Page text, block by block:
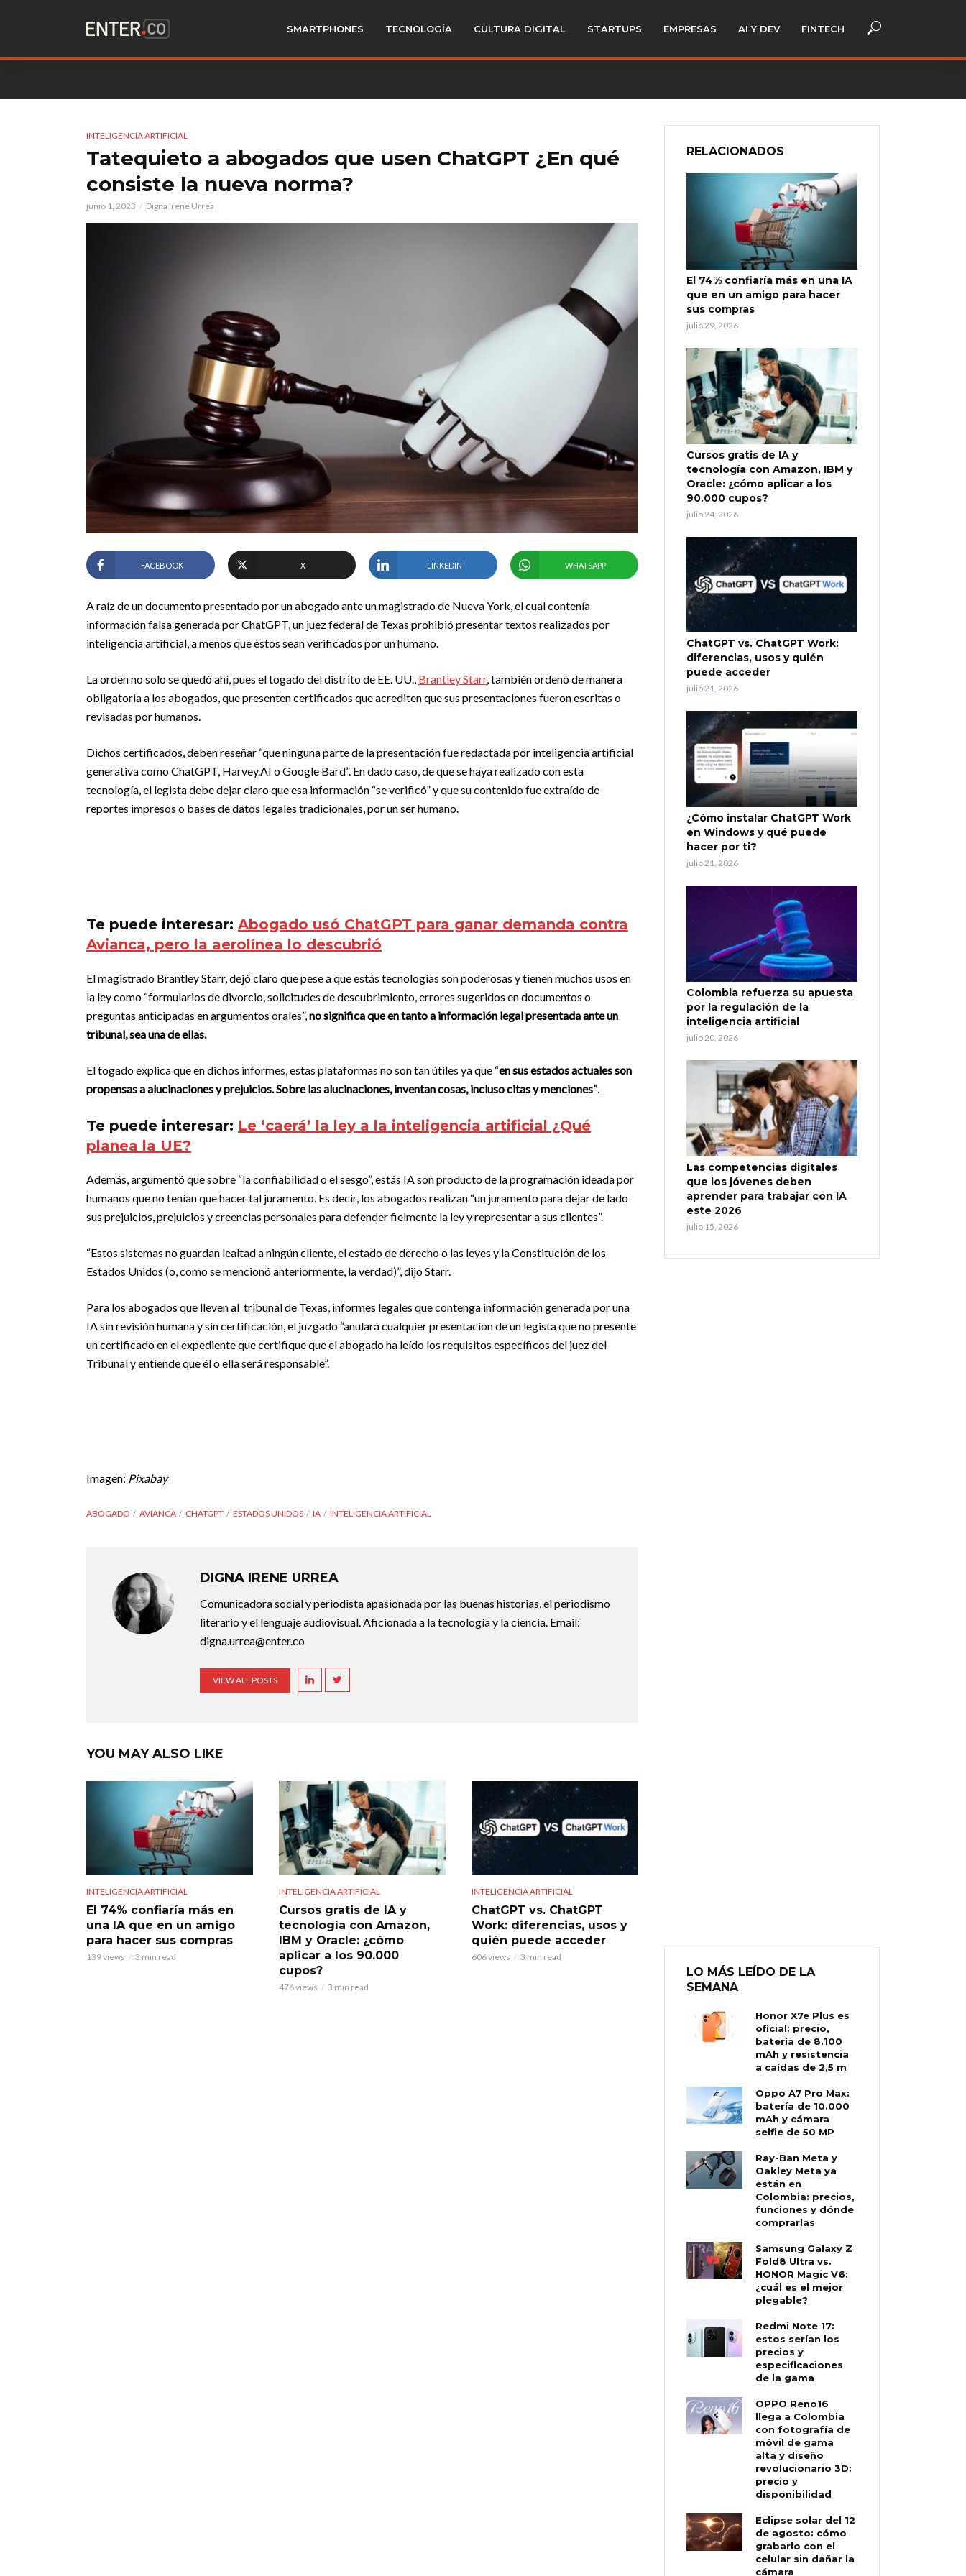
SMARTPHONES TECNOLOGÍA CULTURA DIGITAL STARTUPS EMPRESAS AI Y DEV FINTECH
INTELIGENCIA ARTIFICIAL
Tatequieto a abogados que usen ChatGPT ¿En qué
consiste la nueva norma?
junio 1, 2023 Digna Irene Urrea
FACEBOOK X LINKEDIN WHATSAPP
A raíz de un documento presentado por un abogado ante un magistrado de Nueva York, el cual contenía
información falsa generada por ChatGPT, un juez federal de Texas prohibió presentar textos realizados por
inteligencia artificial, a menos que éstos sean verificados por un humano.
La orden no solo se quedó ahí, pues el togado del distrito de EE. UU., Brantley Starr, también ordenó de manera
obligatoria a los abogados, que presenten certificados que acrediten que sus presentaciones fueron escritas o
revisadas por humanos.
Dichos certificados, deben reseñar “que ninguna parte de la presentación fue redactada por inteligencia artificial
generativa como ChatGPT, Harvey.AI o Google Bard”. En dado caso, de que se haya realizado con esta
tecnología, el legista debe dejar claro que esa información “se verificó” y que su contenido fue extraído de
reportes impresos o bases de datos legales tradicionales, por un ser humano.
Te puede interesar: Abogado usó ChatGPT para ganar demanda contra
Avianca, pero la aerolínea lo descubrió
El magistrado Brantley Starr, dejó claro que pese a que estás tecnologías son poderosas y tienen muchos usos en
la ley como “formularios de divorcio, solicitudes de descubrimiento, errores sugeridos en documentos o
preguntas anticipadas en argumentos orales”,no significa que en tanto a información legal presentada ante un
tribunal, sea una de ellas.
El togado explica que en dichos informes, estas plataformas no son tan útiles ya que “en sus estados actuales son
propensas a alucinaciones y prejuicios. Sobre las alucinaciones, inventan cosas, incluso citas y menciones”.
Te puede interesar: Le ‘caerá’ la ley a la inteligencia artificial ¿Qué
planea la UE?
Además, argumentó que sobre “la confiabilidad o el sesgo”, estás IA son producto de la programación ideada por
humanos que no tenían que hacer tal juramento. Es decir, los abogados realizan “un juramento para dejar de lado
sus prejuicios, prejuicios y creencias personales para defender fielmente la ley y representar a sus clientes”.
“Estos sistemas no guardan lealtad a ningún cliente, el estado de derecho o las leyes y la Constitución de los
Estados Unidos (o, como se mencionó anteriormente, la verdad)”, dijo Starr.
Para los abogados que lleven al tribunal de Texas, informes legales que contenga información generada por una
IA sin revisión humana y sin certificación, el juzgado “anulará cualquier presentación de un legista que no presente
un certificado en el expediente que certifique que el abogado ha leído los requisitos específicos del juez del
Tribunal y entiende que él o ella será responsable”.
Imagen: Pixabay
ABOGADO AVIANCA CHATGPT ESTADOS UNIDOS IA INTELIGENCIA ARTIFICIAL
DIGNA IRENE URREA
Comunicadora social y periodista apasionada por las buenas historias, el periodismo
literario y el lenguaje audiovisual. Aficionada a la tecnología y la ciencia. Email:
digna.urrea@enter.co
VIEW ALL POSTS
YOU MAY ALSO LIKE
INTELIGENCIA ARTIFICIAL
El 74% confiaría más en
una IA que en un amigo
para hacer sus compras
139 views 3 min read
INTELIGENCIA ARTIFICIAL
Cursos gratis de IA y
tecnología con Amazon,
IBM y Oracle: ¿cómo
aplicar a los 90.000
cupos?
476 views 3 min read
INTELIGENCIA ARTIFICIAL
ChatGPT vs. ChatGPT
Work: diferencias, usos y
quién puede acceder
606 views 3 min read
RELACIONADOS
El 74% confiaría más en una IA
que en un amigo para hacer
sus compras
julio 29, 2026
Cursos gratis de IA y
tecnología con Amazon, IBM y
Oracle: ¿cómo aplicar a los
90.000 cupos?
julio 24, 2026
ChatGPT vs. ChatGPT Work:
diferencias, usos y quién
puede acceder
julio 21, 2026
¿Cómo instalar ChatGPT Work
en Windows y qué puede
hacer por ti?
julio 21, 2026
Colombia refuerza su apuesta
por la regulación de la
inteligencia artificial
julio 20, 2026
Las competencias digitales
que los jóvenes deben
aprender para trabajar con IA
este 2026
julio 15, 2026
LO MÁS LEÍDO DE LA
SEMANA
Honor X7e Plus es
oficial: precio,
batería de 8.100
mAh y resistencia
a caídas de 2,5 m
Oppo A7 Pro Max:
batería de 10.000
mAh y cámara
selfie de 50 MP
Ray-Ban Meta y
Oakley Meta ya
están en
Colombia: precios,
funciones y dónde
comprarlas
Samsung Galaxy Z
Fold8 Ultra vs.
HONOR Magic V6:
¿cuál es el mejor
plegable?
Redmi Note 17:
estos serían los
precios y
especificaciones
de la gama
OPPO Reno16
llega a Colombia
con fotografía de
móvil de gama
alta y diseño
revolucionario 3D:
precio y
disponibilidad
Eclipse solar del 12
de agosto: cómo
grabarlo con el
celular sin dañar la
cámara